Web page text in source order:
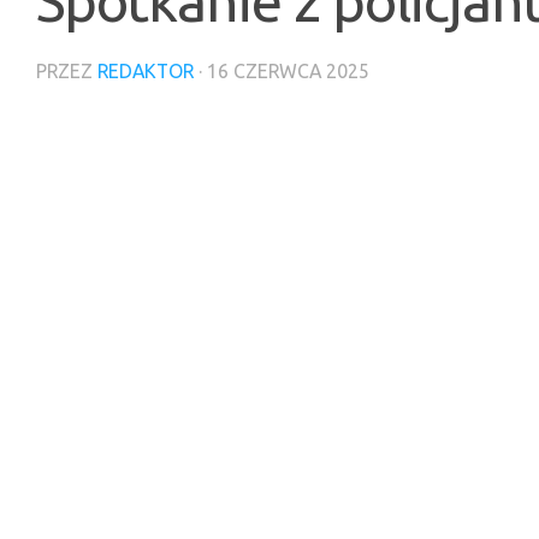
PRZEZ REDAKTOR · 16 CZERWCA 2025